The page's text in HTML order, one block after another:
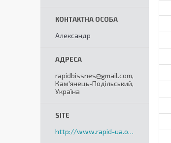
Александр
rapidbissnes@gmail.com,
Кам'янець-Подільський,
Україна
http://www.rapid-ua.org